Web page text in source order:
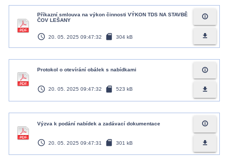
Příkazní smlouva na výkon činnosti VÝKON TDS NA STAVBĚ
ČOV LEŠANY
access_time 20. 05. 2025 09:47:32 sd_card 304 kB
info_outline
file_download
Protokol o otevírání obálek s nabídkami
access_time 20. 05. 2025 09:47:32 sd_card 523 kB
info_outline
file_download
Výzva k podání nabídek a zadávací dokumentace
access_time 20. 05. 2025 09:47:31 sd_card 301 kB
info_outline
file_download